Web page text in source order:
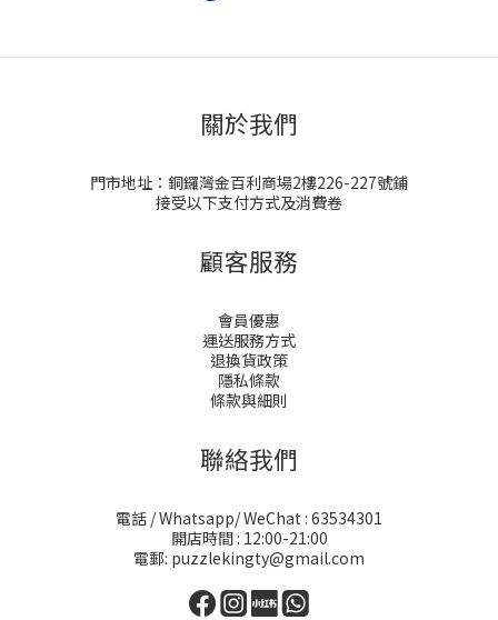
關於我們
門市地址：銅鑼灣金百利商場2樓226-227號鋪
接受以下支付方式及消費卷
顧客服務
會員優惠
運送服務方式
退換貨政策
隱私條款
條款與細則
聯絡我們
電話 / Whatsapp/ WeChat : 63534301
開店時間 : 12:00-21:00
電郵: puzzlekingty@gmail.com